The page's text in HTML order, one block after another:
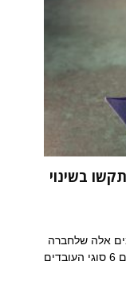
שיתקשו בשינוי
אלה שלחברה
מצפה עתיד טוב יותר בתחום פעילות אחר; מי הם 6 סוגי העובדים